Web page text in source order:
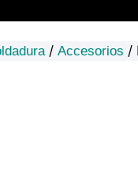
/ Accesorios /